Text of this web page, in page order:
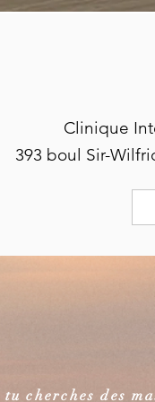
Clinique
393 boul Sir-
tu cherches des